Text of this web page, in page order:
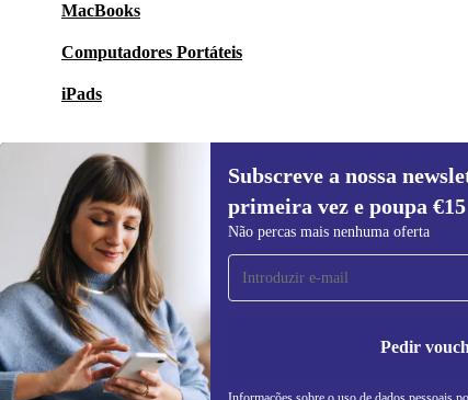
MacBooks
Computadores Portáteis
iPads
Subscreve a nossa
primeira vez e poupa €15
Não percas mais nenhuma oferta
Pedir
Subscreve a nossa newsletter pela
primeira vez e poupa 15€!
Não percas mais nenhuma oferta.